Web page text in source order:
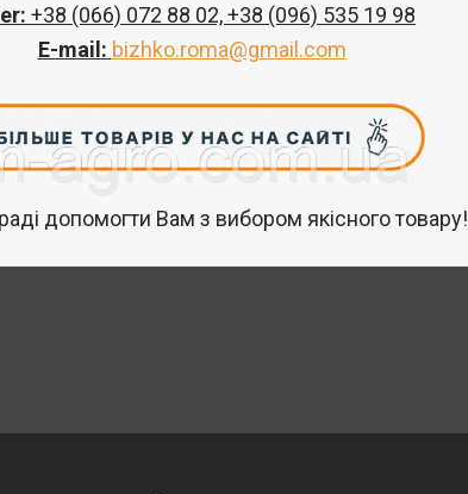
+38 (066) 072 88 02, +38 (096) 535 19 98
E-mail : bizhko.roma@gmail.com
допомогти Вам з вибором якісного товару!